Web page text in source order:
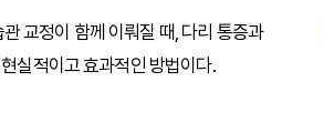
교정이 함께 이뤄질 때, 다리 통증과
실적이고 효과적인 방법이다.